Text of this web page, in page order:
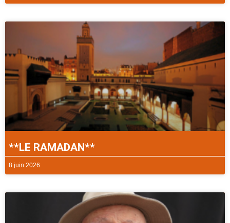
**LE RAMADAN**
8 juin 2026